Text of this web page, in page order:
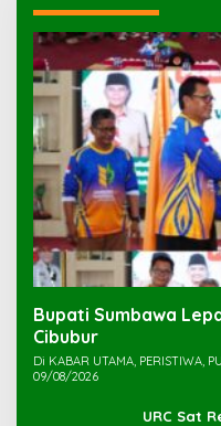
Bupati Sumbawa
Cibubur ‎
Di KABAR UTAMA, PERISTIWA,
09/08/2026
URC Sat